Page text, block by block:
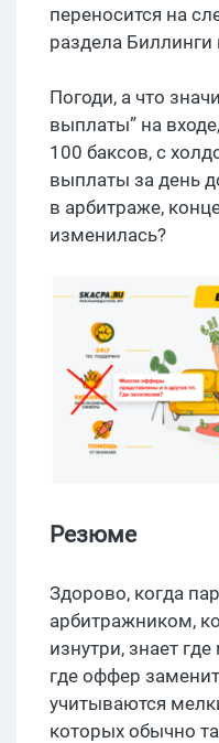
переносится на
раздела Биллинги
Погоди, а что
выплаты” на
100 баксов, с
выплаты за день
в арбитраже,
изменилась?
Резюме
Здорово, когда
арбитражником,
изнутри, знает
где оффер
учитываются
которых обычно